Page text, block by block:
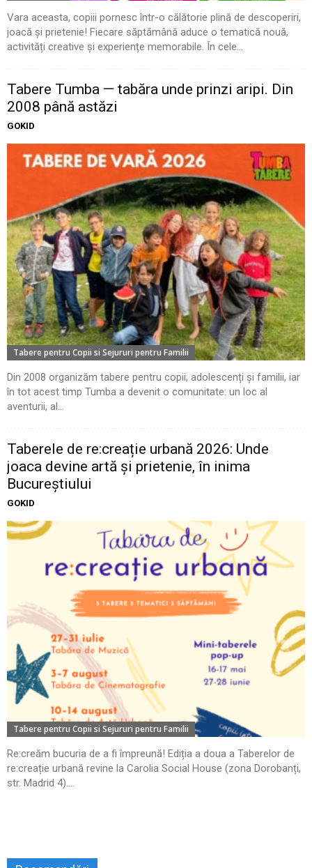
Vara aceasta, copiii pornesc într-o călătorie plină de descoperiri,
joacă și prietenie! Fiecare săptămână aduce o tematică nouă,
activități creative și experiențe memorabile. În cele...
Tabere Tumba — tabăra unde prinzi aripi. Din
2008 până astăzi
GOKID
Tabere pentru Copii si Sejururi pentru Familii
Din 2008 organizăm tabere pentru copii, adolescenți și familii, iar
în tot acest timp Tumba a devenit o comunitate: un loc al
aventurii, al...
Taberele de re:creație urbană 2026: Unde
joaca devine artă și prietenie, în inima
Bucureștiului
GOKID
Tabere pentru Copii si Sejururi pentru Familii
Re:creăm bucuria de a fi împreună! Ediția a doua a Taberelor de
re:creație urbană revine la Carolia Social House (zona Dorobanți,
str. Madrid 4)....